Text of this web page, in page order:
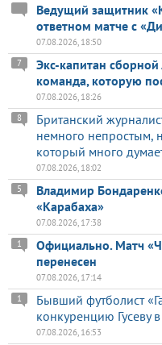
Ведущий защитник
ответном матче с
07.08.2026, 18:50
Экс-капитан
команда, которую
7
07.08.2026, 18:26
Британский
немного непростым,
который много
8
07.08.2026, 18:02
Владимир
«Карабаха»
5
07.08.2026, 17:38
Официально. Матч
перенесен
1
07.08.2026, 17:14
Бывший футболист
конкуренцию Гусеву
1
07.08.2026, 16:53